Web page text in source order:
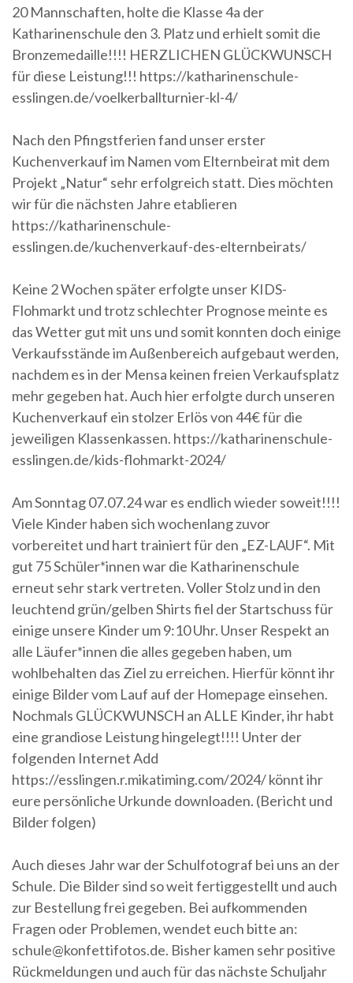
20 Mannschaften, holte die Klasse 4a der
Katharinenschule den 3. Platz und erhielt somit die
Bronzemedaille!!!! HERZLICHEN GLÜCKWUNSCH
für diese Leistung!!! https://katharinenschule-
esslingen.de/voelkerballturnier-kl-4/
Nach den Pfingstferien fand unser erster
Kuchenverkauf im Namen vom Elternbeirat mit dem
Projekt „Natur“ sehr erfolgreich statt. Dies möchten
wir für die nächsten Jahre etablieren
https://katharinenschule-
esslingen.de/kuchenverkauf-des-elternbeirats/
Keine 2 Wochen später erfolgte unser KIDS-
Flohmarkt und trotz schlechter Prognose meinte es
das Wetter gut mit uns und somit konnten doch einige
Verkaufsstände im Außenbereich aufgebaut werden,
nachdem es in der Mensa keinen freien Verkaufsplatz
mehr gegeben hat. Auch hier erfolgte durch unseren
Kuchenverkauf ein stolzer Erlös von 44€ für die
jeweiligen Klassenkassen. https://katharinenschule-
esslingen.de/kids-flohmarkt-2024/
Am Sonntag 07.07.24 war es endlich wieder soweit!!!!
Viele Kinder haben sich wochenlang zuvor
vorbereitet und hart trainiert für den „EZ-LAUF“. Mit
gut 75 Schüler*innen war die Katharinenschule
erneut sehr stark vertreten. Voller Stolz und in den
leuchtend grün/gelben Shirts fiel der Startschuss für
einige unsere Kinder um 9:10 Uhr. Unser Respekt an
alle Läufer*innen die alles gegeben haben, um
wohlbehalten das Ziel zu erreichen. Hierfür könnt ihr
einige Bilder vom Lauf auf der Homepage einsehen.
Nochmals GLÜCKWUNSCH an ALLE Kinder, ihr habt
eine grandiose Leistung hingelegt!!!! Unter der
folgenden Internet Add
https://esslingen.r.mikatiming.com/2024/ könnt ihr
eure persönliche Urkunde downloaden. (Bericht und
Bilder folgen)
Auch dieses Jahr war der Schulfotograf bei uns an der
Schule. Die Bilder sind so weit fertiggestellt und auch
zur Bestellung frei gegeben. Bei aufkommenden
Fragen oder Problemen, wendet euch bitte an:
schule@konfettifotos.de. Bisher kamen sehr positive
Rückmeldungen und auch für das nächste Schuljahr